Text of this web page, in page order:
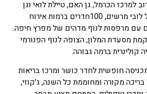
למרכז הכרמל, גן האם, טיילת לואי וגן
הבהאים. המלון כולל לובי מרשים, 100חדרים ברמות אירוח
עם מרפסות לנוף מדהים של מפרץ חיפה.
מסעדת המלון, הצופה לנוף הפנורמי
קולינרית ברמה גבוהה.
חופשית לחדר כושר ומרכז בריאות
מקורה ומחוממת כל השנה, ג'קוזי,